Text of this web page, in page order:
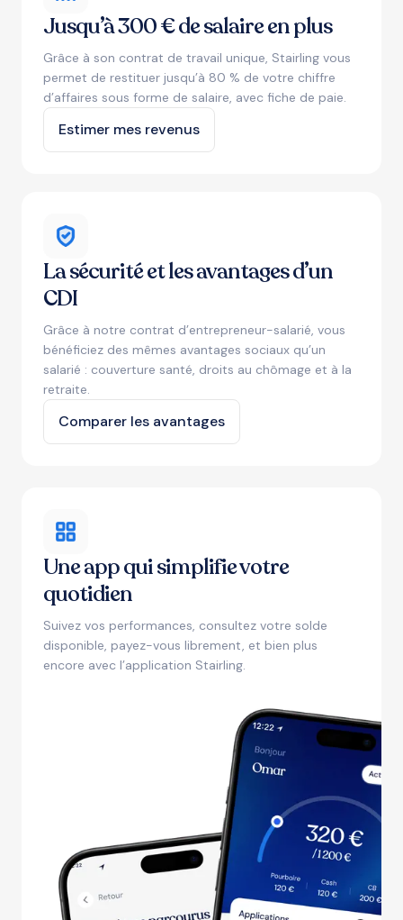
Jusqu’à 300 € de salaire en plus
Grâce à son contrat de travail unique, Stairling vous
permet de restituer jusqu’à 80 % de votre chiffre
d’affaires sous forme de salaire, avec fiche de paie.
Estimer mes revenus
La sécurité et les avantages d’un
CDI
Grâce à notre contrat d’entrepreneur-salarié, vous
bénéficiez des mêmes avantages sociaux qu’un
salarié : couverture santé, droits au chômage et à la
retraite.
Comparer les avantages
Une app qui simplifie votre
quotidien
Suivez vos performances, consultez votre solde
disponible, payez-vous librement, et bien plus
encore avec l’application Stairling.